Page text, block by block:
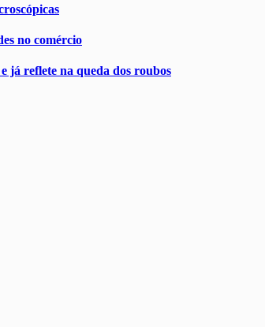
no comércio
já reflete na queda dos roubos